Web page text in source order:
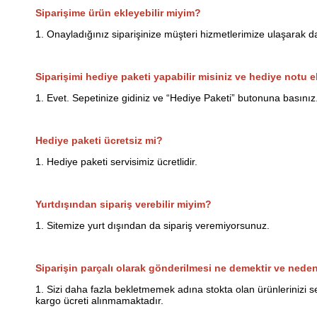
Siparişime ürün ekleyebilir miyim?
1. Onayladığınız siparişinize müşteri hizmetlerimize ulaşarak
Siparişimi hediye paketi yapabilir misiniz ve hediye notu
1. Evet. Sepetinize gidiniz ve “Hediye Paketi” butonuna
Hediye paketi ücretsiz mi?
1. Hediye paketi servisimiz ücretlidir.
Yurtdışından sipariş verebilir miyim?
1. Sitemize yurt dışından da sipariş veremiyorsunuz.
Siparişin parçalı olarak gönderilmesi ne demektir ve
1. Sizi daha fazla bekletmemek adına stokta olan ürünlerinizi
kargo ücreti alınmamaktadır.